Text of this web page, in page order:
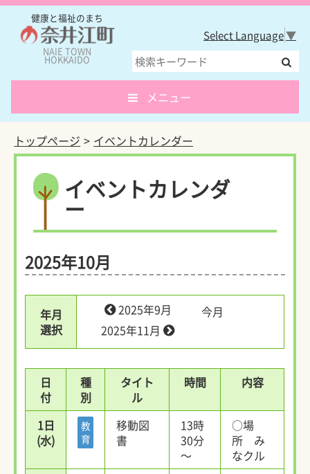
健康と福祉のまち
NAIE TOWN
HOKKAIDO
Select Language▼
メニュー
トップページ イベントカレンダー
イベントカレンダ
ー
2025年10月
年月
選択
2025年9月
今月
2025年11月
日
付
種
別
タイト
ル
時間 内容
1日
(水)
教
育
移動図
書
13時
30分
～
○場
所 み
なクル